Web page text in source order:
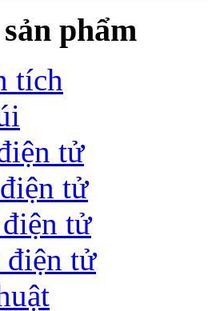
phẩm
tích
tử
tử
tử
điện tử